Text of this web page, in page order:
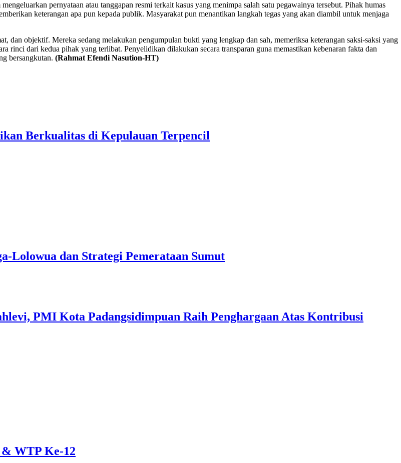
pernyataan atau tanggapan resmi terkait kasus yang menimpa salah satu pegawainya tersebut. Pihak humas
keterangan apa pun kepada publik. Masyarakat pun menantikan langkah tegas yang akan diambil untuk menjaga
dan objektif. Mereka sedang melakukan pengumpulan bukti yang lengkap dan sah, memeriksa keterangan saksi-saksi yang
rinci dari kedua pihak yang terlibat. Penyelidikan dilakukan secara transparan guna memastikan kebenaran fakta dan
bersangkutan. (Rahmat Efendi Nasution-HT)
Berkualitas di Kepulauan Terpencil
Lolowua dan Strategi Pemerataan Sumut
PMI Kota Padangsidimpuan Raih Penghargaan Atas Kontribusi
WTP Ke-12